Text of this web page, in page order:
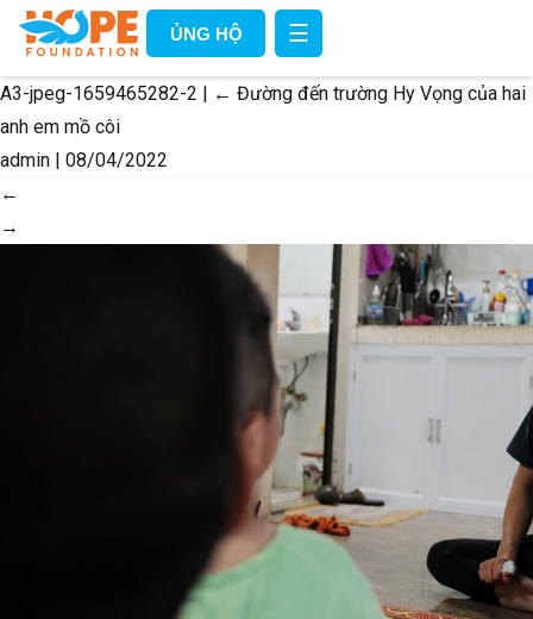
ỦNG HỘ ☰
A3-jpeg-1659465282-2 | ← Đường đến trường Hy Vọng của hai
anh em mồ côi
admin | 08/04/2022
←
→